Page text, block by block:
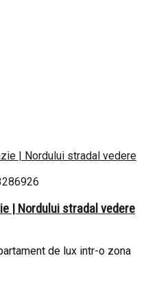
| Nordului stradal vedere
de lux intr-o zona